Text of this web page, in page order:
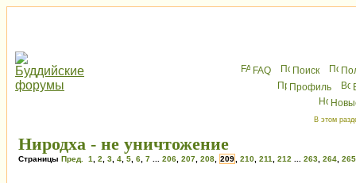
FAQ Поиск
Профиль
В этом
Ниродха - не уничтожение
Страницы Пред. 1 2 3 4 5 6 7 206 207 208 209 210 211 212 263 264 265